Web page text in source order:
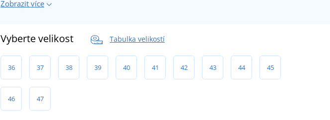
Zobrazit více
Vyberte velikost Tabulka velikostí
36 37 38 39 40 41 42 43 44 45
46 47